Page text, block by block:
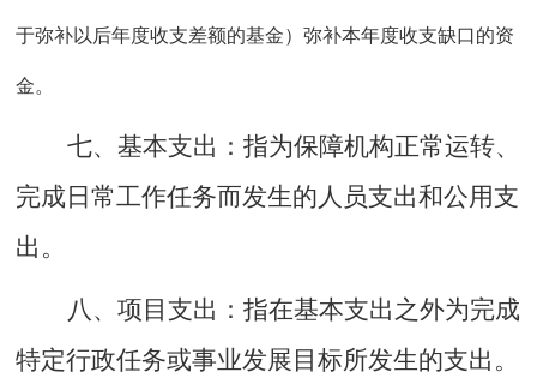
于弥补以后年度收支差额的基金）弥补本年度收支缺口的资
金。
七、基本支出 ：指为保障机构正常运转、
完成日常工作任务而发生的人员支出和公用支
出 。
八、项目支出：指在基本支出之外为完成
特定行政任务或事业发展目标所发生的支出。